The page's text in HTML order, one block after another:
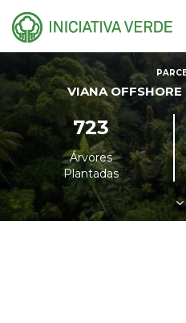
VIANA
723
Árvores
Plantadas